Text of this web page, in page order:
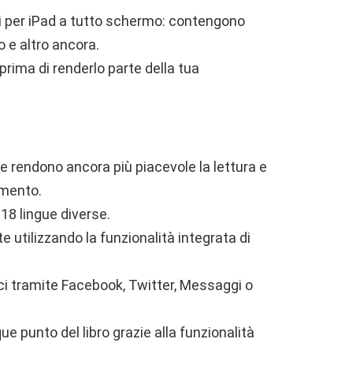
iPad a tutto schermo: contengono
e altro ancora.
di renderlo parte della tua
rendono ancora più piacevole la lettura e
lingue diverse.
utilizzando la funzionalità integrata di
tramite Facebook, Twitter, Messaggi o
punto del libro grazie alla funzionalità